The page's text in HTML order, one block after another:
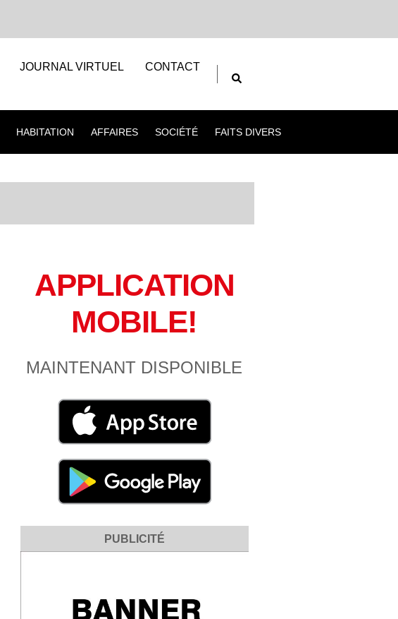
JOURNAL VIRTUEL CONTACT
HABITATION AFFAIRES SOCIÉTÉ FAITS DIVERS
APPLICATION
MOBILE!
MAINTENANT DISPONIBLE
PUBLICITÉ